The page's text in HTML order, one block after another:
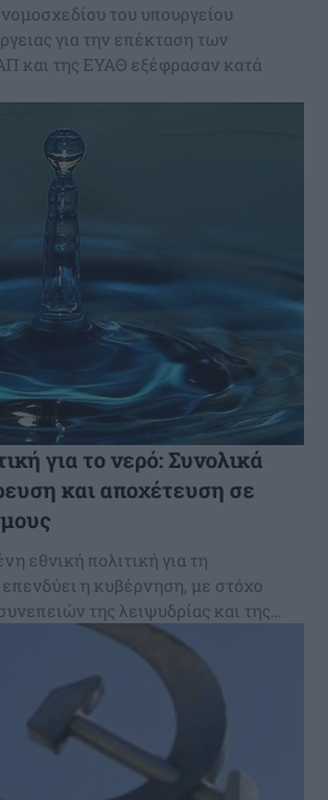
του υπουργείου
για την επέκταση των
και της ΕΥΑΘ εξέφρασαν κατά
για το νερό: Συνολικά
και αποχέτευση σε
εθνική πολιτική για τη
η κυβέρνηση, με στόχο
της λειψυδρίας και της...